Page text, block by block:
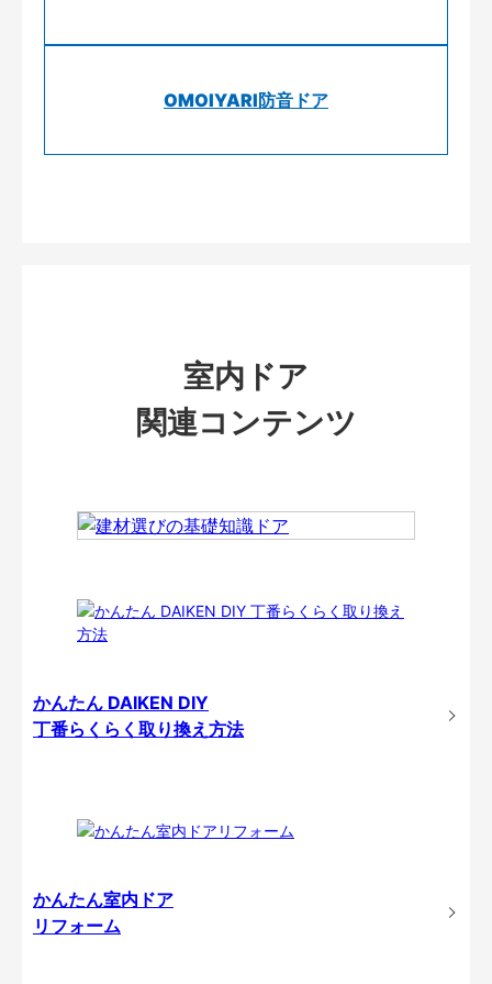
OMOIYARI防音ドア
室内ドア
関連コンテンツ
かんたん DAIKEN DIY
丁番らくらく取り換え方法
かんたん室内ドア
リフォーム